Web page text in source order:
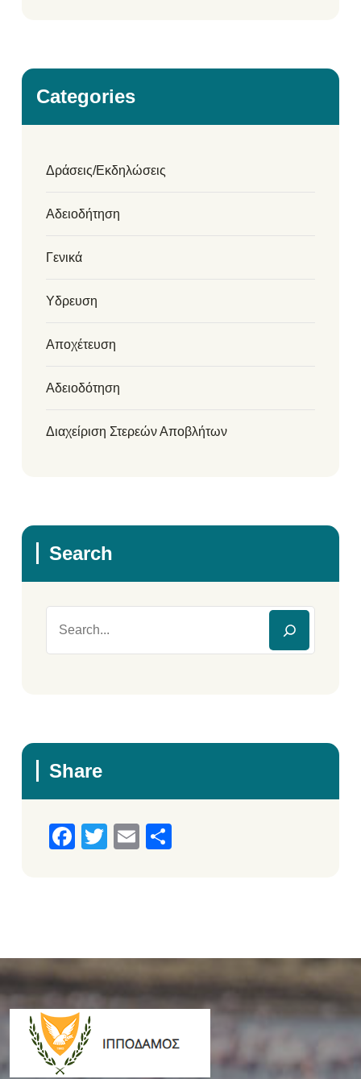
Categories
Δράσεις/Εκδηλώσεις
Αδειοδήτηση
Γενικά
Υδρευση
Αποχέτευση
Αδειοδότηση
Διαχείριση Στερεών Αποβλήτων
Search
Share
Facebook
TwitterEmail